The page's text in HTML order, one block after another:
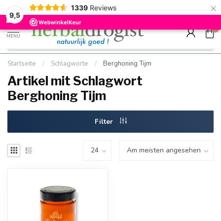
9,5
1339 Reviews ×
Kostenloser DE-Versand ab Mindestbestellwert |
Schnell geliefert
Minimum
Hızlı
MENU
0
Startseite / Schlagworte / Berghoning Tijm
Artikel mit Schlagwort
Berghoning Tijm
Filter